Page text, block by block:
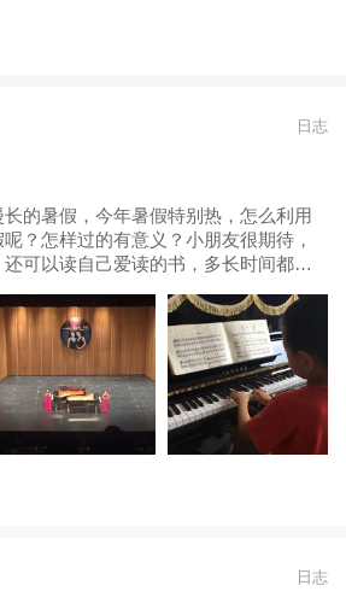
日志
的暑假，今年暑假特别热，怎么利用
？怎样过的有意义？小朋友很期待，
可以读自己爱读的书，多长时间都可
需要妈妈好好考量。 家中的两娃，一
...
日志